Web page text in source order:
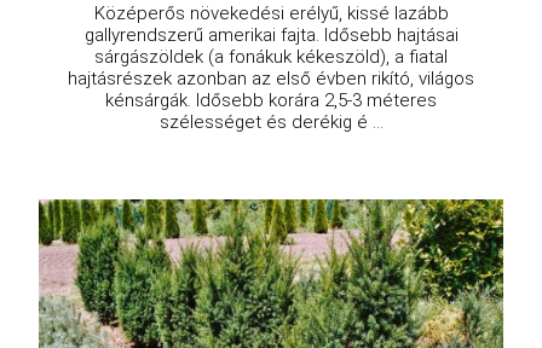
Középerős növekedési erélyű, kissé lazább
gallyrendszerű amerikai fajta. Idősebb hajtásai
sárgászöldek (a fonákuk kékeszöld), a fiatal
hajtásrészek azonban az első évben rikító, világos
kénsárgák. Idősebb korára 2,5-3 méteres
szélességet és derékig é ...